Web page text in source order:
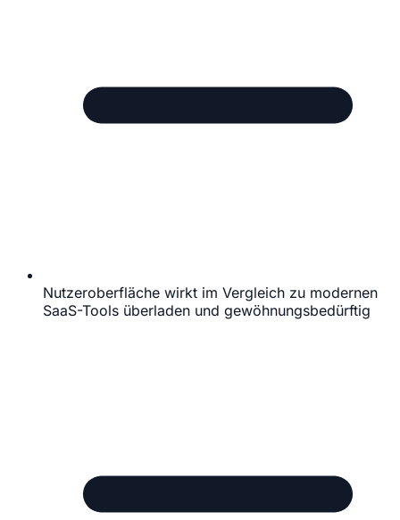
Nutzeroberfläche wirkt im Vergleich zu modernen
SaaS-Tools überladen und gewöhnungsbedürftig